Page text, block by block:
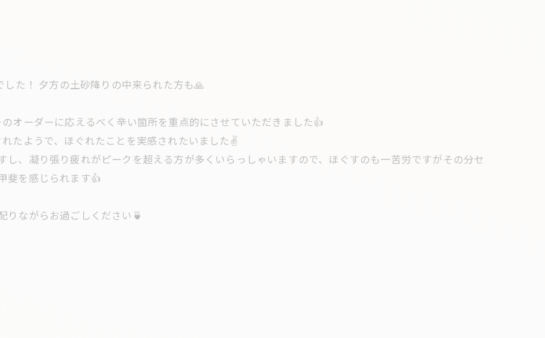
た！ 夕方の土砂降りの中来られた方も🙏
オーダーに応えるべく辛い箇所を重点的にさせていただきました👍
たようで、ほぐれたことを実感されたいました✌️
し、凝り張り疲れがピークを超える方が多くいらっしゃいますので、ほぐすのも一苦労ですがその分セ
斐を感じられます👍
りながらお過ごしください🍵